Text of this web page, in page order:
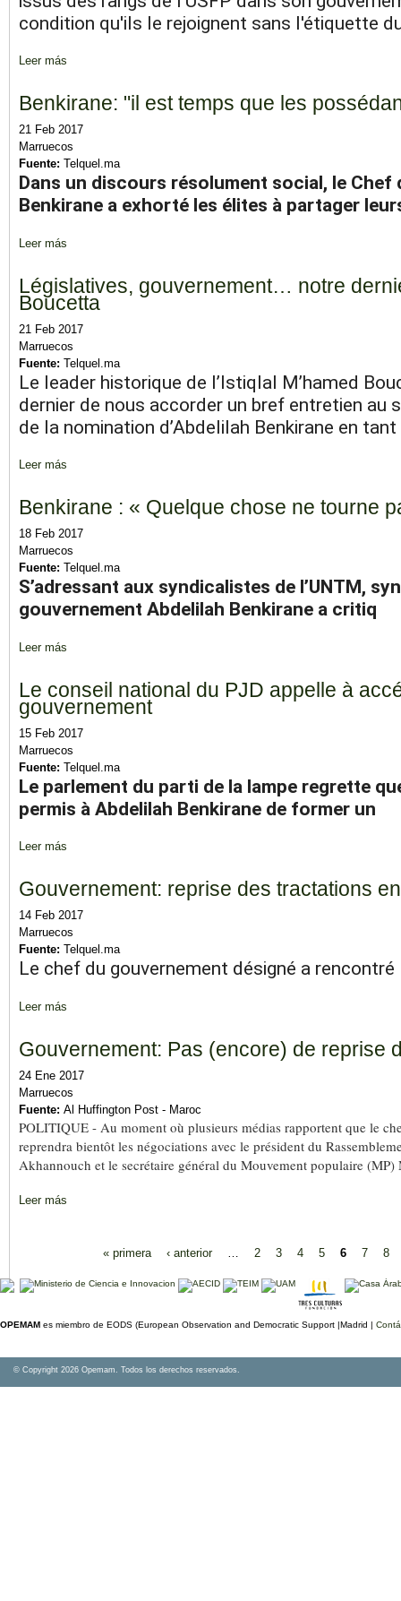
condition qu'ils le rejoignent sans l'étiquette
Leer más
Benkirane: "il est temps que les
21 Feb 2017
Marruecos
Fuente: Telquel.ma
Dans un discours résolument social, le Chef
Benkirane a exhorté les élites à partager
Leer más
Législatives, gouvernement… notre
Boucetta
21 Feb 2017
Marruecos
Fuente: Telquel.ma
Le leader historique de l’Istiqlal M’hamed
dernier de nous accorder un bref entretien
de la nomination d’Abdelilah Benkirane en
Leer más
Benkirane : « Quelque chose ne tourne
18 Feb 2017
Marruecos
Fuente: Telquel.ma
S’adressant aux syndicalistes de l’UNTM,
gouvernement Abdelilah Benkirane a critiq
Leer más
Le conseil national du PJD appelle à
gouvernement
15 Feb 2017
Marruecos
Fuente: Telquel.ma
Le parlement du parti de la lampe regrette
permis à Abdelilah Benkirane de former un
Leer más
Gouvernement: reprise des tractations
14 Feb 2017
Marruecos
Fuente: Telquel.ma
Le chef du gouvernement désigné a
Leer más
Gouvernement: Pas (encore) de reprise
24 Ene 2017
Marruecos
Fuente: Al Huffington Post - Maroc
POLITIQUE - Au moment où plusieurs médias rapportent que le
reprendra bientôt les négociations avec le président du
Akhannouch et le secrétaire général du Mouvement populaire
Leer más
« primera ‹ anterior 2 3 4 5 6 7 8
OPEMAM es miembro de EODS (European Observation and Democratic Support |Madrid |
© Copyright 2026 Opemam. Todos los derechos reservados.